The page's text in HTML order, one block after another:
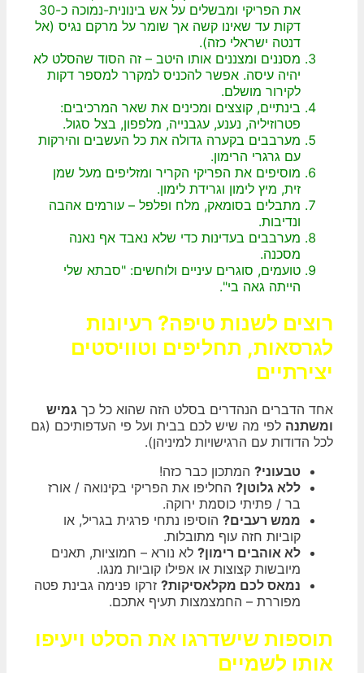
את הפריקי ומבשלים על אש בינונית-נמוכה כ-30
דקות עד שאינו קשה אך שומר על מרקם נגיס (אל
דנטה ישראלי כזה).
מסננים ומצננים אותו היטב – זה הסוד שהסלט לא
יהיה עיסה. אפשר להכניס למקרר למספר דקות
לקירור מושלם.
בינתיים, קוצצים ומכינים את שאר המרכיבים:
פטרוזיליה, נענע, עגבנייה, מלפפון, בצל סגול.
מערבבים בקערה גדולה את כל העשבים והירקות
עם גרגרי הרימון.
מוסיפים את הפריקי הקריר ומזליפים מעל שמן
זית, מיץ לימון וגרידת לימון.
מתבלים בסומאק, מלח ופלפל – עורמים אהבה
ונדיבות.
מערבבים בעדינות כדי שלא נאבד אף נאנה
מסכנה.
טועמים, סוגרים עיניים ולוחשים: "סבתא שלי
הייתה גאה בי".
רוצים לשנות טיפה? רעיונות
לגרסאות, תחליפים וטוויסטים
יצירתיים
אחד הדברים הנהדרים בסלט הזה שהוא כל כךגמיש
ומשתנהלפי מה שיש לכם בבית ועל פי העדפותיכם (גם
לכל הדודות עם הרגישויות למיניהן).
טבעוני?המתכון כבר כזה!
ללא גלוטן?החליפו את הפריקי בקינואה / אורז
בר / פתיתי כוסמת ירוקה.
ממש רעבים?הוסיפו נתחי פרגית בגריל, או
קוביות חזה עוף מתובלות.
לא אוהבים רימון?לא נורא – חמוציות, תאנים
מיובשות קצוצות או אפילו קוביות מנגו.
נמאס לכם מקלאסיקות?זרקו פנימה גבינת פטה
מפוררת – החמצמצות תעיף אתכם.
תוספות שישדרגו את הסלט ויעיפו
אותו לשמיים